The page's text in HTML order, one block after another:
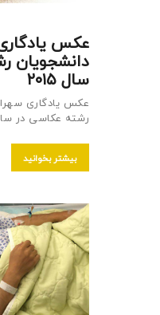
عکس
دانشجویان
سال ۲۰۱۵
عکس یادگاری
رشته عکاسی در سال
بیشتر بخوانید